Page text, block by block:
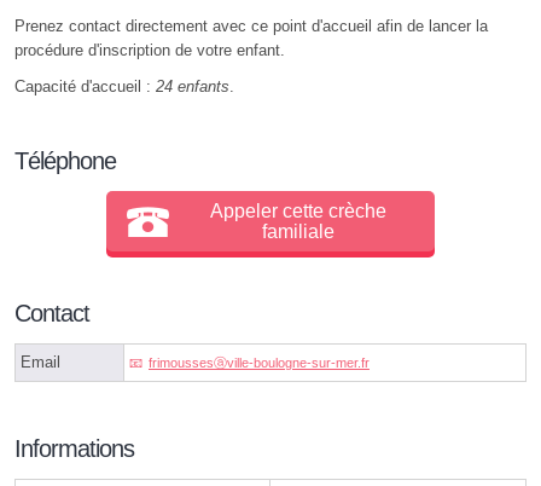
Prenez contact directement avec ce point d'accueil afin de lancer la
procédure d'inscription de votre enfant.
Capacité d'accueil : 24 enfants.
Téléphone
Appeler cette crèche
familiale
Contact
Email frimoussesⓐville-boulogne-sur-mer.fr
Informations